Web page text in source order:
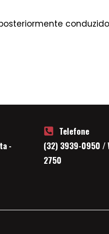
-
Telefone
(32) 3939-0950 /
2750